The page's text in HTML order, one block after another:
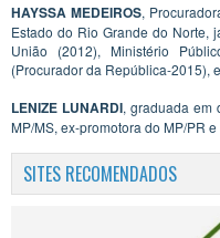
HAYSSA MEDEIROS,
Estado do Rio Grande do Norte,
União (2012), Ministério
(Procurador da República-2015),
LENIZE LUNARDI, graduada em
MP/MS, ex-promotora do MP/PR e
SITES RECOMENDADOS